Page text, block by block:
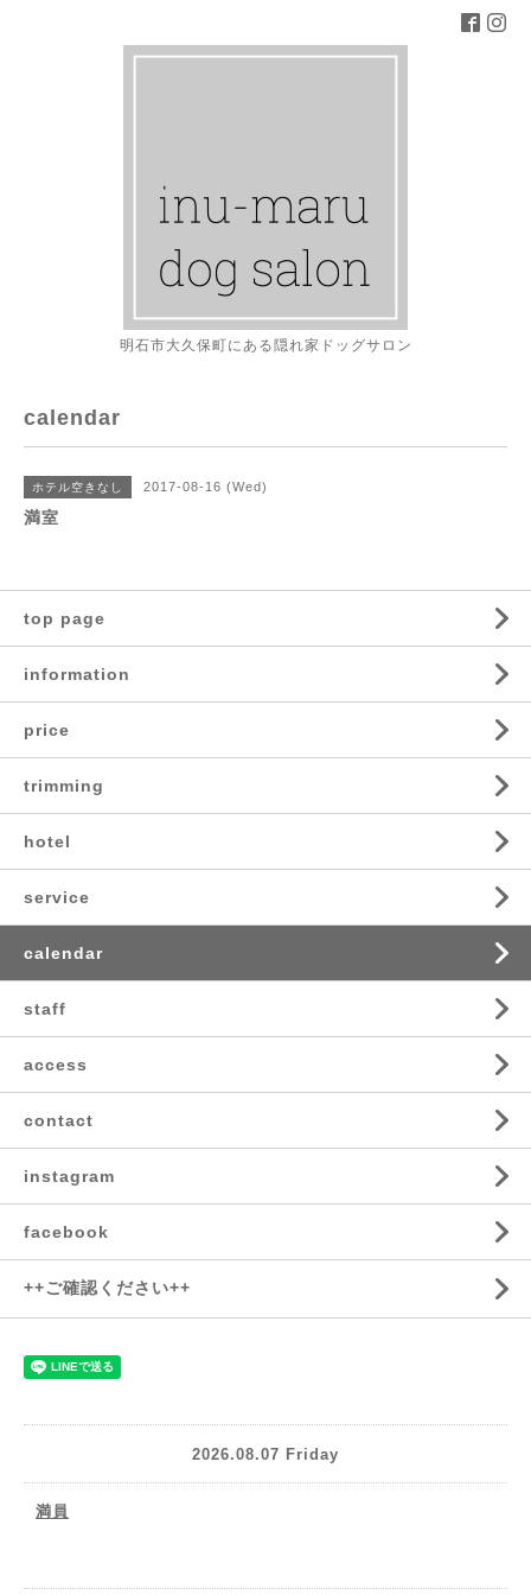
明石市大久保町にある隠れ家ドッグサロン
calendar
ホテル空きなし 2017-08-16 (Wed)
満室
top page
information
price
trimming
hotel
service
calendar
staff
access
contact
instagram
facebook
++ご確認ください++
2026.08.07 Friday
満員